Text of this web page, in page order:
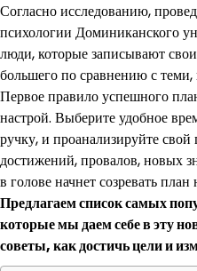
Согласно исследованию,
психологии Доминиканского
люди, которые записывают
большего по сравнению с теми,
Первое правило успешного
настрой. Выберите удобное
ручку, и проанализируйте
достижений, провалов, новых
в голове начнет созревать
Предлагаем список самых
которые мы даем себе в эту
советы, как достичь цели и